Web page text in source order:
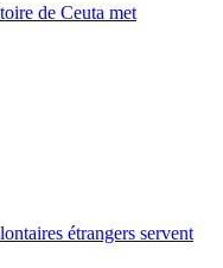
de Ceuta met
étrangers servent